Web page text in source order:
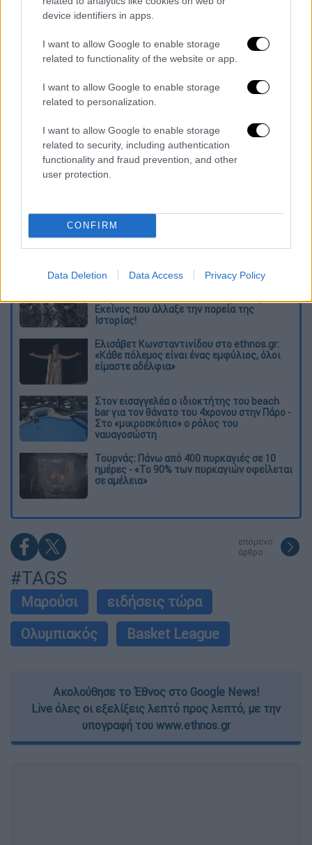
device identifiers in apps.
I want to allow Google to enable storage
related to functionality of the website or app.
I want to allow Google to enable storage
related to personalization.
I want to allow Google to enable storage
related to security, including authentication
functionality and fraud prevention, and other
user protection.
CONFIRM
Data Deletion Data Access Privacy Policy
Ραντούλιτσα 14, Νικολαΐδης, Χάρελ 11 (1),
Γιαννόπουλος 12 (4), Κιν 20 (4), Λάτζεβαϊν,
Μαντζούκας 11 (3).
πλησίαζε τα 75 όταν τον αντάμωσε η δόξα –
Εκείνος που άλλαξε την πορεία της
Ιστορίας!
Ελισάβετ Κωνσταντινίδου στο ethnos.gr:
«Κάθε πόλεμος είναι ένας εμφύλιος, όλοι
είμαστε αδέλφια»
Στον εισαγγελέα ο ιδιοκτήτης του beach
bar για τον θάνατο του 4χρονου στην Πάρο -
Στο «μικροσκόπιο» ο ρόλος του
ναυαγοσώστη
Τουρνάς: Πάνω από 400 πυρκαγιές σε 10
ημέρες - «Το 90% των πυρκαγιών οφείλεται
σε αμέλεια»
επόμενο
άρθρο
#TAGS
Μαρούσι
ειδήσεις τώρα
Ολυμπιακός
Basket League
Ακολούθησε το Έθνος στο Google News!
Live όλες οι εξελίξεις λεπτό προς λεπτό, με την
υπογραφή του www.ethnos.gr